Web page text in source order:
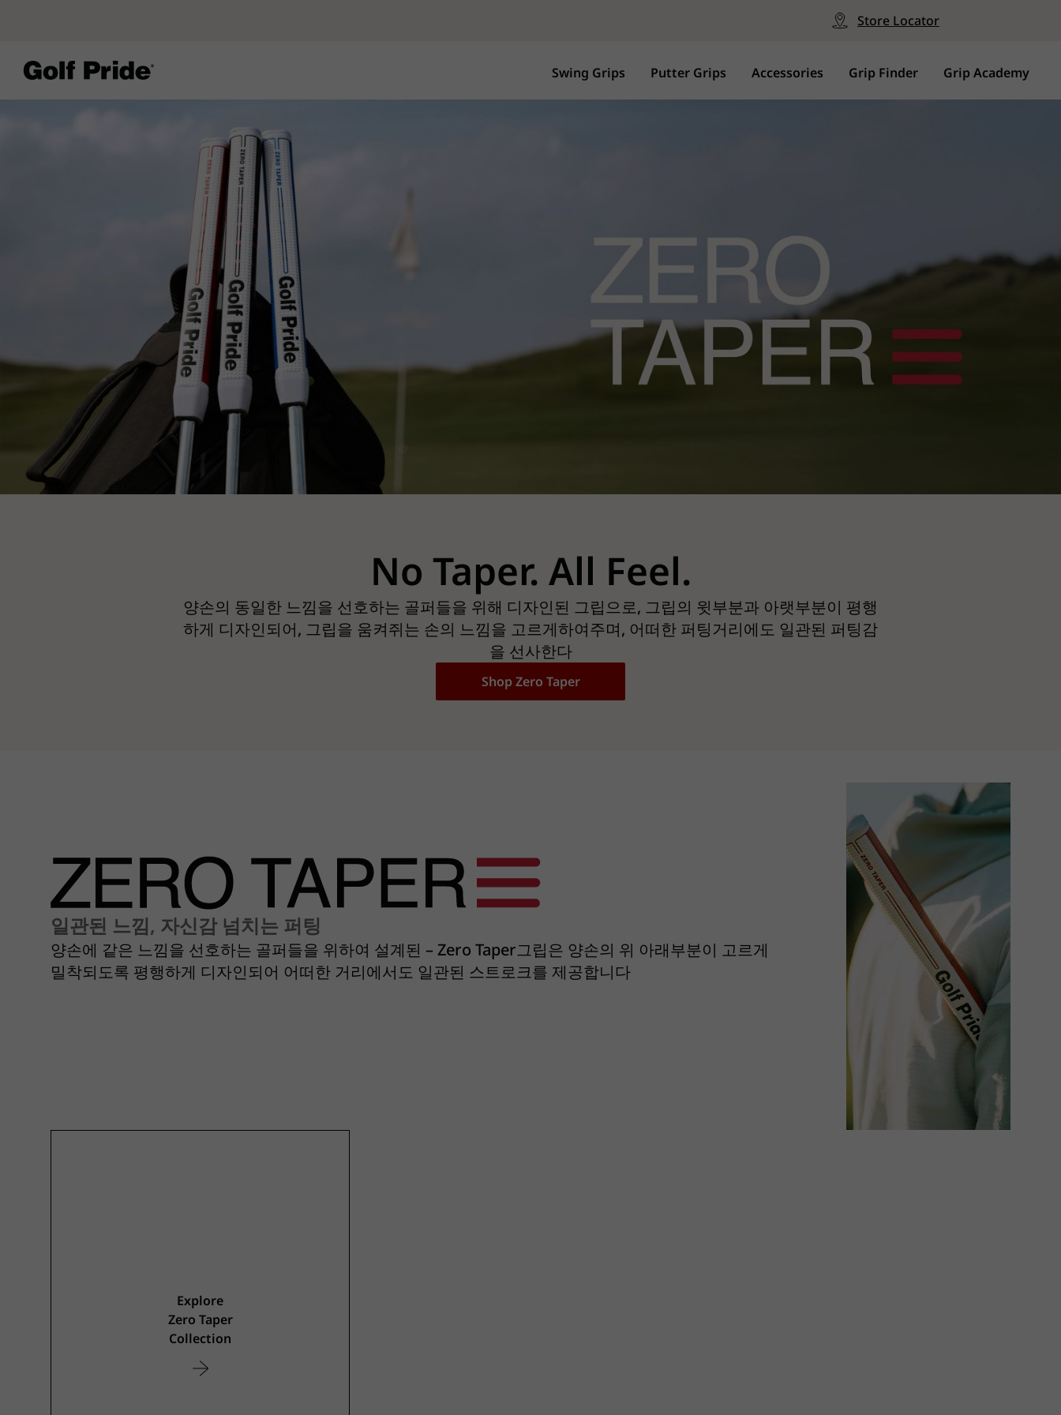
Store Locator
Swing Grips Putter Grips Accessories Grip Finder Grip Academy
No Taper. All Feel.
양손의 동일한 느낌을 선호하는 골퍼들을 위해 디자인된 그립으로, 그립의 윗부분과 아랫부분이 평행
하게 디자인되어, 그립을 움켜쥐는 손의 느낌을 고르게하여주며, 어떠한 퍼팅거리에도 일관된 퍼팅감
을 선사한다
Shop Zero Taper
일관된 느낌, 자신감 넘치는 퍼팅
양손에 같은 느낌을 선호하는 골퍼들을 위하여 설계된 – Zero Taper그립은 양손의 위 아래부분이 고르게
밀착되도록 평행하게 디자인되어 어떠한 거리에서도 일관된 스트로크를 제공합니다
Explore
Zero Taper
Collection